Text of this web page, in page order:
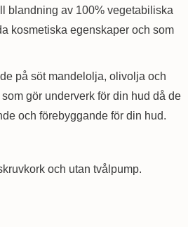
blandning av 100% vegetabiliska
kosmetiska egenskaper och som
på söt mandelolja, olivolja och
gör underverk för din hud då de
och förebyggande för din hud.
och utan tvålpump.